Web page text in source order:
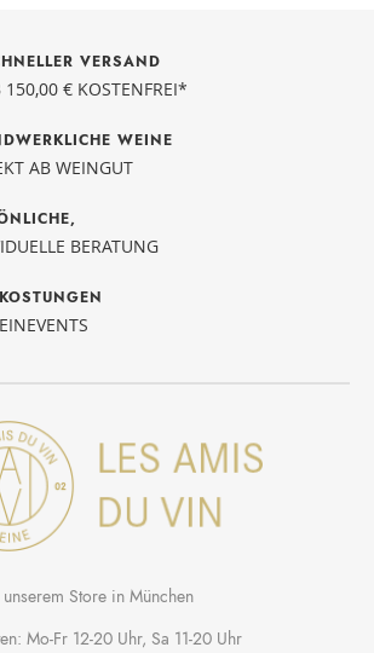
VERSAND
150,00 € KOSTENFREI*
WEINE
AB WEINGUT
BERATUNG
Store in München
Mo-Fr 12-20 Uhr, Sa 11-20 Uhr